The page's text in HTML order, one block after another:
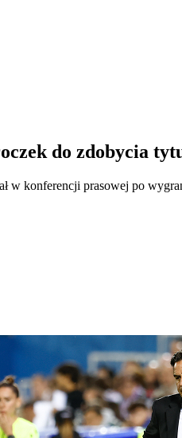
do zdobycia
w konferencji prasowej po